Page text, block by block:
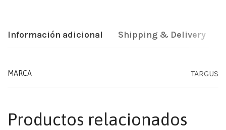
Información adicional Shipping & Delivery
MARCA TARGUS
Productos relacionados